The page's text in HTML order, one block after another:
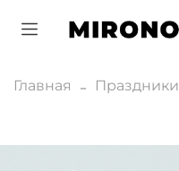
Главная Праздники